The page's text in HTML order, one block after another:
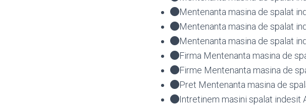
Mentenanta masina de spalat
Mentenanta masina de spalat
Mentenanta masina de spalat
Firma Mentenanta masina de
Firme Mentenanta masina de
Pret Mentenanta masina de
Intretinem masini spalat indesit